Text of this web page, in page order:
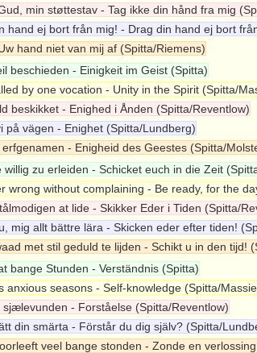
min støttestav - Tag ikke din hånd fra mig
hand ej bort från mig! - Drag din hand ej bort
hand niet van mij af (Spitta/Riemens)
beschieden - Einigkeit im Geist (Spitta)
by one vocation - Unity in the Spirit (Spitta/
beskikket - Enighed i Ånden (Spitta/Reventlow)
på vägen - Enighet (Spitta/Lundberg)
erfgenamen - Enigheid des Geestes (Spitta/
willig zu erleiden - Schicket euch in die Zeit
wrong without complaining - Be ready, for the
at lide - Skikker Eder i Tiden (Spitta/
mig allt bättre lära - Skicken eder efter tiden!
met stil geduld te lijden - Schikt u in den tijd!
bange Stunden - Verständnis (Spitta)
anxious seasons - Self-knowledge (Spitta/
- Forståelse (Spitta/Reventlow)
din smärta - Förstår du dig själv? (Spitta/
veel bange stonden - Zonde en